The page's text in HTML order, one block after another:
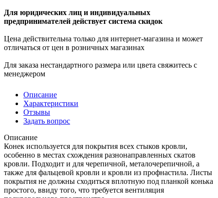
Для юридических лиц и индивидуальных
предпринимателей действует система скидок
Цена действительна только для интернет-магазина и может
отличаться от цен в розничных магазинах
Для заказа нестандартного размера или цвета свяжитесь с
менеджером
Описание
Характеристики
Отзывы
Задать вопрос
Описание
Конек используется для покрытия всех стыков кровли,
особенно в местах схождения разнонаправленных скатов
кровли. Подходит и для черепичной, металочерепичной, а
также для фальцевой кровли и кровли из профнастила. Листы
покрытия не должны сходиться вплотную под планкой конька
простого, ввиду того, что требуется вентиляция